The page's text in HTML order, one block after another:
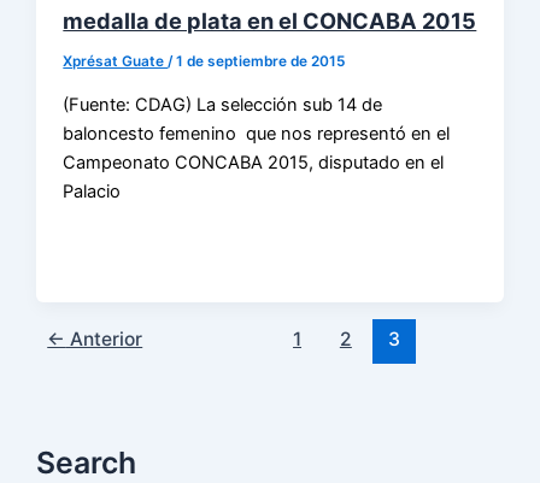
medalla de plata en el CONCABA 2015
Xprésat Guate/1 de septiembre de 2015
(Fuente: CDAG) La selección sub 14 de
baloncesto femenino que nos representó en el
Campeonato CONCABA 2015, disputado en el
Palacio
← Anterior 1 2 3
Search